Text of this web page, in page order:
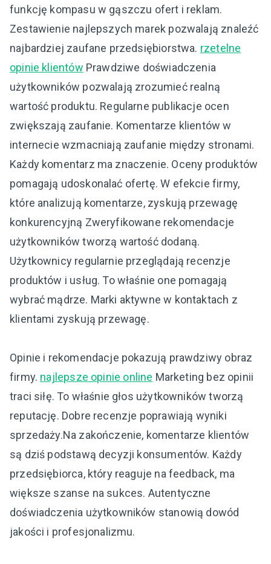
funkcję kompasu w gąszczu ofert i reklam.
Zestawienie najlepszych marek pozwalają znaleźć
najbardziej zaufane przedsiębiorstwa. rzetelne
opinie klientów Prawdziwe doświadczenia
użytkowników pozwalają zrozumieć realną
wartość produktu. Regularne publikacje ocen
zwiększają zaufanie. Komentarze klientów w
internecie wzmacniają zaufanie między stronami.
Każdy komentarz ma znaczenie. Oceny produktów
pomagają udoskonalać ofertę. W efekcie firmy,
które analizują komentarze, zyskują przewagę
konkurencyjną Zweryfikowane rekomendacje
użytkowników tworzą wartość dodaną.
Użytkownicy regularnie przeglądają recenzje
produktów i usług. To właśnie one pomagają
wybrać mądrze. Marki aktywne w kontaktach z
klientami zyskują przewagę.
Opinie i rekomendacje pokazują prawdziwy obraz
firmy. najlepsze opinie online Marketing bez opinii
traci siłę. To właśnie głos użytkowników tworzą
reputację. Dobre recenzje poprawiają wyniki
sprzedaży.Na zakończenie, komentarze klientów
są dziś podstawą decyzji konsumentów. Każdy
przedsiębiorca, który reaguje na feedback, ma
większe szanse na sukces. Autentyczne
doświadczenia użytkowników stanowią dowód
jakości i profesjonalizmu.